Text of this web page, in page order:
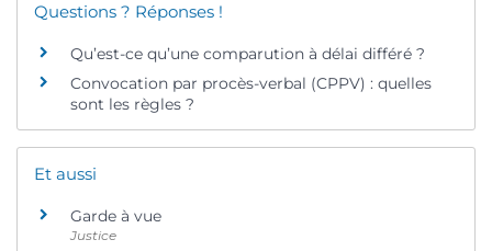
Questions ? Réponses !
Qu’est-ce qu’une comparution à délai différé ?
Convocation par procès-verbal (CPPV) : quelles
sont les règles ?
Et aussi
Garde à vue
Justice